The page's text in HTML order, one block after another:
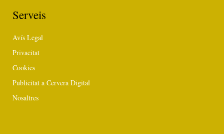
Serveis
Avís Legal
Privacitat
Cookies
Publicitat a Cervera Digital
Nosaltres